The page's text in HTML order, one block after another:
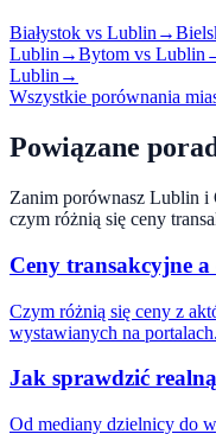
Białystok vs Lublin →
Lublin →Bytom vs Lublin
Lublin →
Wszystkie porównania
Powiązane
Zanim porównasz Lublin i
czym różnią się ceny
Ceny transakcyjne a
Czym różnią się ceny z
wystawianych na portalach.
Jak sprawdzić
Od mediany dzielnicy do